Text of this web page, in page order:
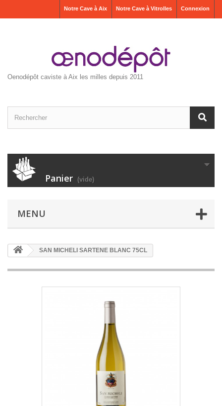
Connexion
Notre Cave à Vitrolles
Notre Cave à Aix
Oenodépôt caviste à Aix les milles depuis 2011
Panier (vide)
MENU
SAN MICHELI SARTENE BLANC 75CL